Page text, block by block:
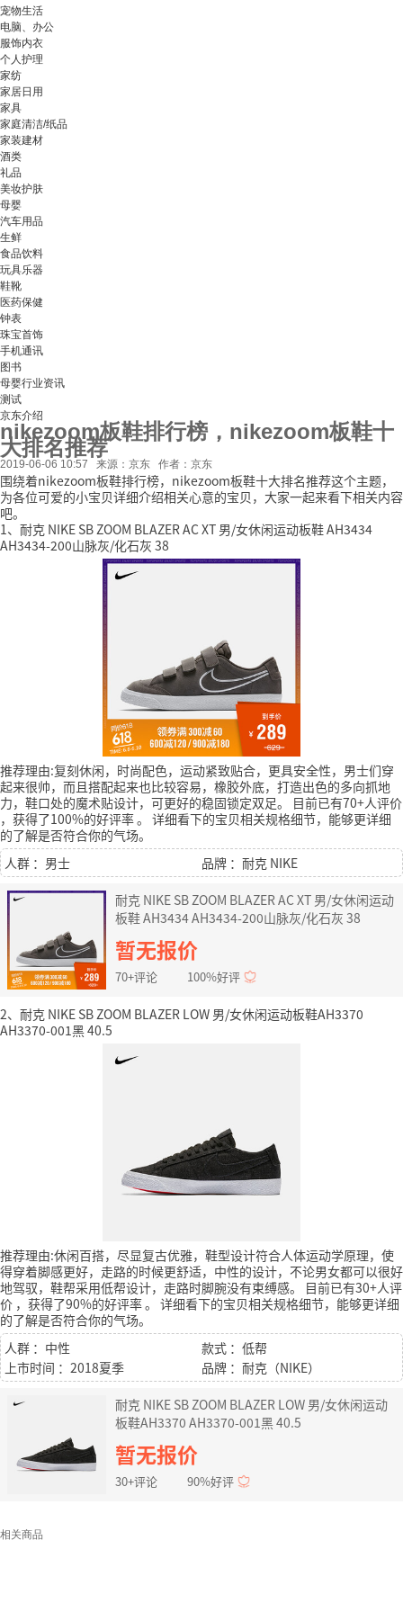
宠物生活
电脑、办公
服饰内衣
个人护理
家纺
家居日用
家具
家庭清洁/纸品
家装建材
酒类
礼品
美妆护肤
母婴
汽车用品
生鲜
食品饮料
玩具乐器
鞋靴
医药保健
钟表
珠宝首饰
手机通讯
图书
母婴行业资讯
测试
京东介绍
nikezoom板鞋排行榜，nikezoom板鞋十
大排名推荐
2019-06-06 10:57 来源：京东 作者：京东
围绕着nikezoom板鞋排行榜，nikezoom板鞋十大排名推荐这个主题，
为各位可爱的小宝贝详细介绍相关心意的宝贝，大家一起来看下相关内容
吧。
1、耐克 NIKE SB ZOOM BLAZER AC XT 男/女休闲运动板鞋 AH3434
AH3434-200山脉灰/化石灰 38
推荐理由:复刻休闲，时尚配色，运动紧致贴合，更具安全性，男士们穿
起来很帅，而且搭配起来也比较容易，橡胶外底，打造出色的多向抓地
力，鞋口处的魔术贴设计，可更好的稳固锁定双足。
目前已有70+人评价
，获得了100%的好评率。 详细看下的宝贝相关规格细节，能够更详细
的了解是否符合你的气场。
人群 ：男士
品牌 ：耐克 NIKE
耐克 NIKE SB ZOOM BLAZER AC XT 男/女休闲运动
板鞋 AH3434 AH3434-200山脉灰/化石灰 38
暂无报价
70+评论 100%好评
2、耐克 NIKE SB ZOOM BLAZER LOW 男/女休闲运动板鞋AH3370
AH3370-001黑 40.5
推荐理由:休闲百搭，尽显复古优雅，鞋型设计符合人体运动学原理，使
得穿着脚感更好，走路的时候更舒适，中性的设计，不论男女都可以很好
地驾驭，鞋帮采用低帮设计，走路时脚腕没有束缚感。
目前已有30+人评
价 ，获得了90%的好评率。 详细看下的宝贝相关规格细节，能够更详细
的了解是否符合你的气场。
人群 ：中性
款式 ：低帮
上市时间 ：2018夏季
品牌 ：耐克（NIKE）
耐克 NIKE SB ZOOM BLAZER LOW 男/女休闲运动
板鞋AH3370 AH3370-001黑 40.5
暂无报价
30+评论 90%好评
相关商品